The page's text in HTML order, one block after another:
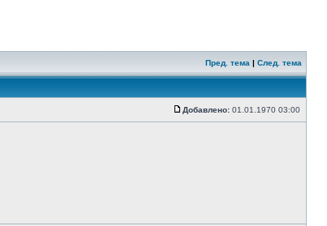
Пред. тема | След. тема
Добавлено: 01.01.1970 03:00